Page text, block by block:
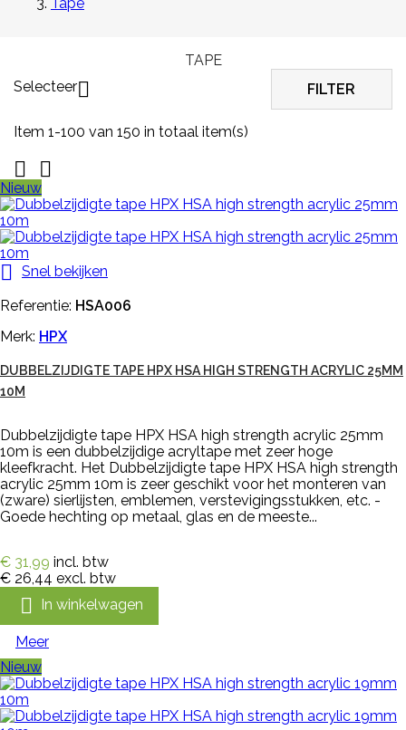
TAPE
Selecteer FILTER
Item 1-100 van 150 in totaal item(s)
 
Nieuw
 Snel bekijken
Referentie: HSA006
Merk: HPX
DUBBELZIJDIGTE TAPE HPX HSA HIGH STRENGTH ACRYLIC 25MM
10M
Dubbelzijdigte tape HPX HSA high strength acrylic 25mm
10m is een dubbelzijdige acryltape met zeer hoge
kleefkracht. Het Dubbelzijdigte tape HPX HSA high strength
acrylic 25mm 10m is zeer geschikt voor het monteren van
(zware) sierlijsten, emblemen, verstevigingsstukken, etc. -
Goede hechting op metaal, glas en de meeste...
€ 31,99 incl. btw
€ 26,44 excl. btw
 In winkelwagen
Meer
Nieuw